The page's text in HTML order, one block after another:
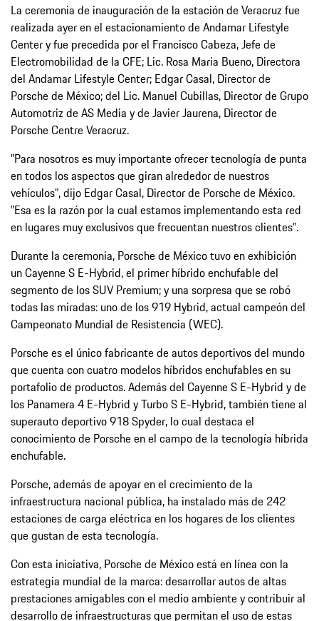
La ceremonia de inauguración de la estación de Veracruz fue
realizada ayer en el estacionamiento de Andamar Lifestyle
Center y fue precedida por el Francisco Cabeza, Jefe de
Electromobilidad de la CFE; Lic. Rosa Maria Bueno, Directora
del Andamar Lifestyle Center; Edgar Casal, Director de
Porsche de México; del Lic. Manuel Cubillas, Director de Grupo
Automotriz de AS Media y de Javier Jaurena, Director de
Porsche Centre Veracruz.
‟Para nosotros es muy importante ofrecer tecnología de punta
en todos los aspectos que giran alrededor de nuestros
vehículos”, dijo Edgar Casal, Director de Porsche de México.
‟Esa es la razón por la cual estamos implementando esta red
en lugares muy exclusivos que frecuentan nuestros clientes”.
Durante la ceremonia, Porsche de México tuvo en exhibición
un Cayenne S E-Hybrid, el primer híbrido enchufable del
segmento de los SUV Premium; y una sorpresa que se robó
todas las miradas: uno de los 919 Hybrid, actual campeón del
Campeonato Mundial de Resistencia (WEC).
Porsche es el único fabricante de autos deportivos del mundo
que cuenta con cuatro modelos híbridos enchufables en su
portafolio de productos. Además del Cayenne S E-Hybrid y de
los Panamera 4 E-Hybrid y Turbo S E-Hybrid, también tiene al
superauto deportivo 918 Spyder, lo cual destaca el
conocimiento de Porsche en el campo de la tecnología híbrida
enchufable.
Porsche, además de apoyar en el crecimiento de la
infraestructura nacional pública, ha instalado más de 242
estaciones de carga eléctrica en los hogares de los clientes
que gustan de esta tecnología.
Con esta iniciativa, Porsche de México está en línea con la
estrategia mundial de la marca: desarrollar autos de altas
prestaciones amigables con el medio ambiente y contribuir al
desarrollo de infraestructuras que permitan el uso de estas